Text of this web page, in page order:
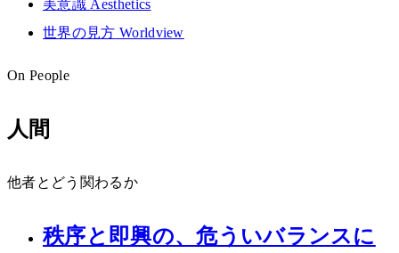
美意識 Aesthetics
世界の見方 Worldview
On People
人間
他者とどう関わるか
秩序と即興の、危ういバランスに